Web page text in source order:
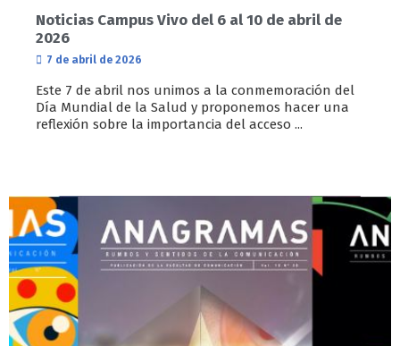
Noticias Campus Vivo del 6 al 10 de abril de
2026
7 de abril de 2026
Este 7 de abril nos unimos a la conmemoración del
Día Mundial de la Salud y proponemos hacer una
reflexión sobre la importancia del acceso ...